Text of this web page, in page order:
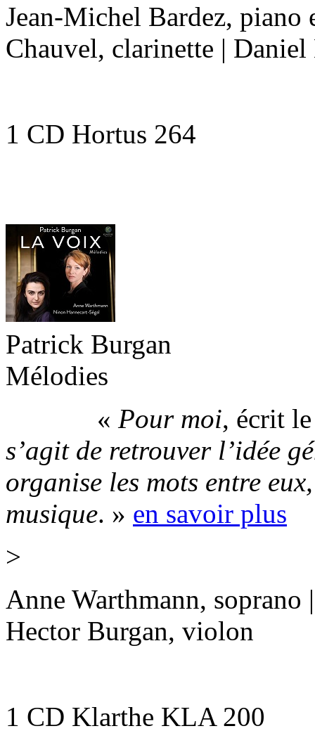
Jean-Michel Bardez, piano
Chauvel, clarinette |
1 CD Hortus 264
Patrick Burgan
Mélodies
« Pour moi, écrit
s’agit de retrouver l’idée
organise les mots entre
musique. » en savoir plus
>
Anne Warthmann,
Hector Burgan, violon
1 CD Klarthe KLA 200